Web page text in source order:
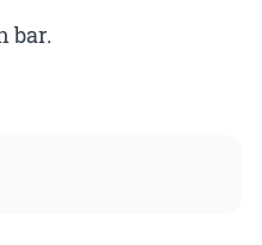
bar.